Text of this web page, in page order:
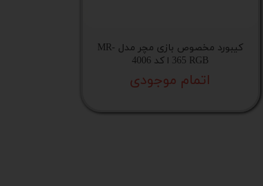
کیبورد مخصوص بازی مچر مدل MR-
365 RGB ا کد 4006
اتمام موجودی